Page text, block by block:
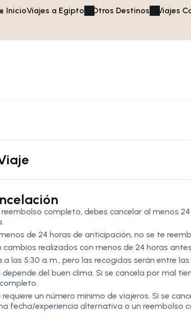
InicioViajes a Egipto Otros Destinos Viajes
completo, debes cancelar al menos
de 24 horas de anticipación, no se te
realizados con menos de 24 horas
las 5:30 a. m., pero las recogidas serán entre las
depende del buen clima. Si se cancela por mal
un número mínimo de viajeros. Si se
fecha/experiencia alternativa o un reembolso